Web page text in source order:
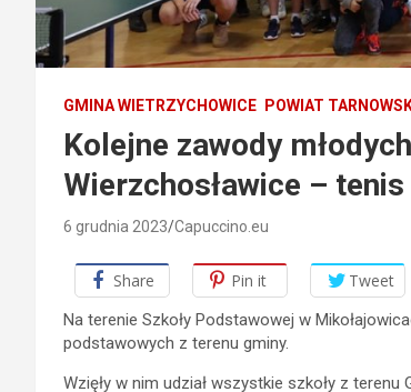
GMINA WIETRZYCHOWICE POWIAT
Kolejne zawody
Wierzchosławice – tenis
6 grudnia 2023 Capuccino.eu
Share Pin it Tweet
Na terenie Szkoły Podstawowej w
podstawowych z terenu gminy.
Wzięły w nim udział wszystkie szkoły z